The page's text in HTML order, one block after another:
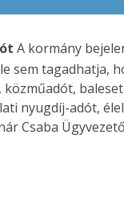
A kormány
sem tagadhatja,
nyugdíj-adót,
Csaba